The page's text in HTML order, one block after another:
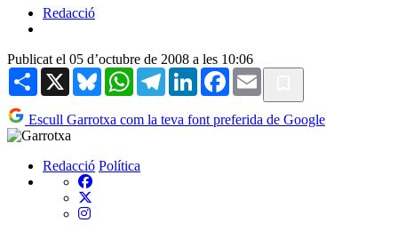
Redacció
Publicat el 05 d’octubre de 2008 a les 10:06
Share X BlueskyWhatsAppTelegramLinkedInFacebook
Email
Escull Garrotxa com la teva font preferida de Google
Redacció Política